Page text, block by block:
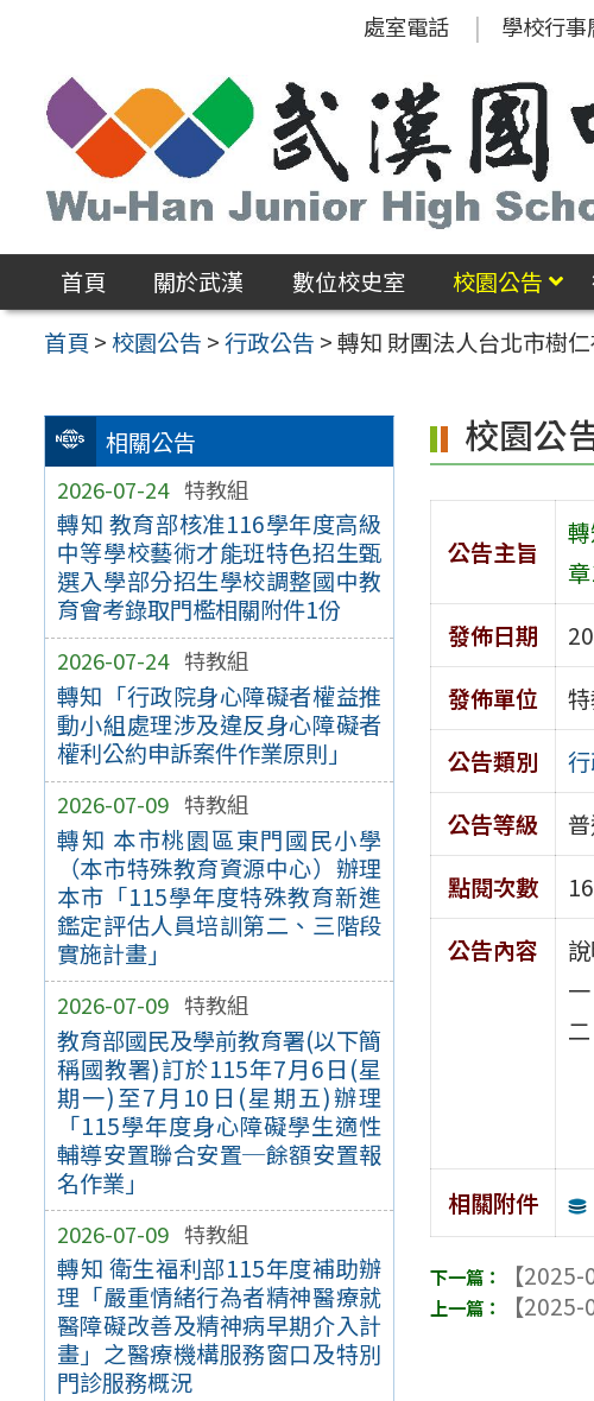
區
處室電話 學校行事
首頁 關於武漢 數位校史室 校園公告
首頁 >校園公告 >行政公告 >轉知 財團法人台北市樹
相關公告
2026-07-24 特教組
轉知 教育部核准116學年度高級
中等學校藝術才能班特色招生甄
選入學部分招生學校調整國中教
育會考錄取門檻相關附件1份
2026-07-24 特教組
轉知「行政院身心障礙者權益推
動小組處理涉及違反身心障礙者
權利公約申訴案件作業原則」
2026-07-09 特教組
轉知 本市桃園區東門國民小學
（本市特殊教育資源中心）辦理
本市「115學年度特殊教育新進
鑑定評估人員培訓第二、三階段
實施計畫」
2026-07-09 特教組
教育部國民及學前教育署(以下簡
稱國教署)訂於115年7月6日(星
期一)至7月10日(星期五)辦理
「115學年度身心障礙學生適性
輔導安置聯合安置─餘額安置報
名作業」
2026-07-09 特教組
轉知 衛生福利部115年度補助辦
理「嚴重情緒行為者精神醫療就
醫障礙改善及精神病早期介入計
畫」之醫療機構服務窗口及特別
門診服務概況
校園公
公告主旨
發佈日期
發佈單位
公告類別
公告等級
點閱次數
公告內容
說
相關附件
【
【